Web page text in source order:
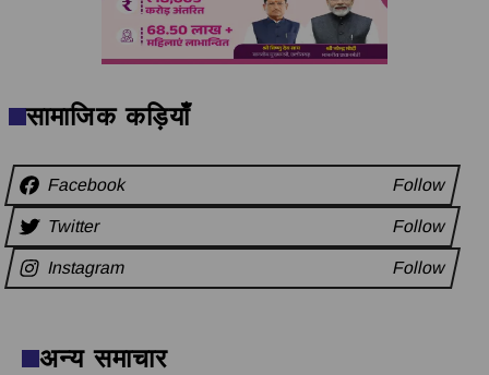
सामाजिक कड़ियाँ
Facebook Follow
Twitter Follow
Instagram Follow
अन्य समाचार